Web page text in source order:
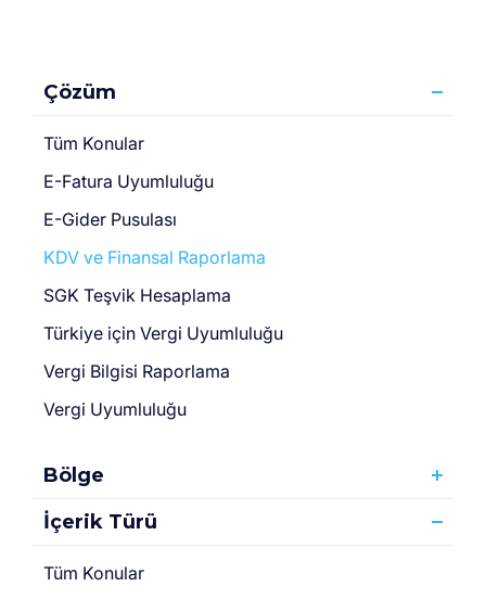
Çözüm
Tüm Konular
E-Fatura Uyumluluğu
E-Gider Pusulası
KDV ve Finansal Raporlama
SGK Teşvik Hesaplama
Türki̇ye için Vergi̇ Uyumluluğu
Vergi Bilgisi Raporlama
Vergi Uyumluluğu
Bölge
İçerik Türü
Tüm Konular